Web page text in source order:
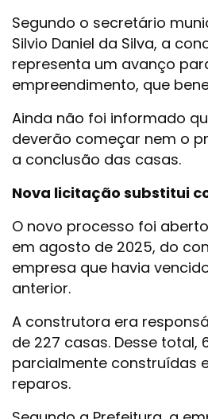
Segundo o secretário
Silvio Daniel da Silva, a
representa um avanço
empreendimento, que
Ainda não foi informado
deverão começar nem o
a conclusão das casas.
Nova licitação substitui
O novo processo foi
em agosto de 2025, do
empresa que havia
anterior.
A construtora era
de 227 casas. Desse total,
parcialmente construídas
reparos.